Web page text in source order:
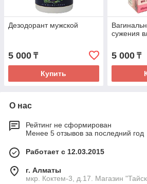
Дезодорант мужской
5 000 ₸
Купить
сужения
5 000₸
О нас
Рейтинг не сформирован
Менее 5 отзывов за последний год
Работает с 12.03.2015
г. Алматы
мкр. Коктем-3, д.17. Магазин